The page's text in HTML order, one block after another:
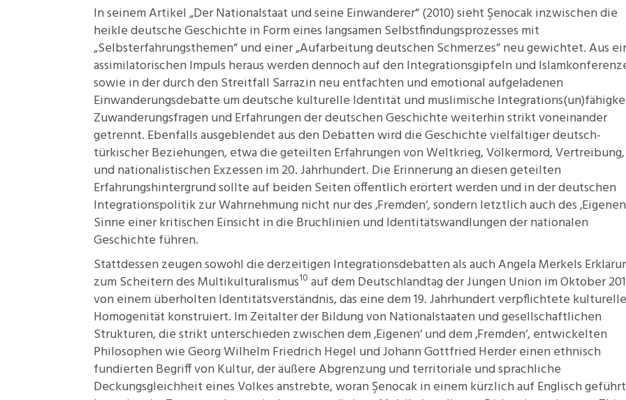
In seinem Artikel „Der Nationalstaat und seine Einwanderer“ (2010) sieht Şenocak inzwischen die
heikle deutsche Geschichte in Form eines langsamen Selbstfindungsprozesses mit
„Selbsterfahrungsthemen“ und einer „Aufarbeitung deutschen Schmerzes“ neu gewichtet. Aus
assimilatorischen Impuls heraus werden dennoch auf den Integrationsgipfeln und
sowie in der durch den Streitfall Sarrazin neu entfachten und emotional aufgeladenen
Einwanderungsdebatte um deutsche kulturelle Identität und muslimische
Zuwanderungsfragen und Erfahrungen der deutschen Geschichte weiterhin strikt voneinander
getrennt. Ebenfalls ausgeblendet aus den Debatten wird die Geschichte vielfältiger deutsch-
türkischer Beziehungen, etwa die geteilten Erfahrungen von Weltkrieg, Völkermord,
und nationalistischen Exzessen im 20. Jahrhundert. Die Erinnerung an diesen geteilten
Erfahrungshintergrund sollte auf beiden Seiten öffentlich erörtert werden und in der deutschen
Integrationspolitik zur Wahrnehmung nicht nur des ‚Fremden‘, sondern letztlich auch des
Sinne einer kritischen Einsicht in die Bruchlinien und Identitätswandlungen der nationalen
Geschichte führen.
Stattdessen zeugen sowohl die derzeitigen Integrationsdebatten als auch Angela Merkels
zum Scheitern des Multikulturalismus10 auf dem Deutschlandtag der Jungen Union im Oktober
von einem überholten Identitätsverständnis, das eine dem 19. Jahrhundert verpflichtete kulturelle
Homogenität konstruiert. Im Zeitalter der Bildung von Nationalstaaten und gesellschaftlichen
Strukturen, die strikt unterschieden zwischen dem ‚Eigenen‘ und dem ‚Fremden‘, entwickelten
Philosophen wie Georg Wilhelm Friedrich Hegel und Johann Gottfried Herder einen ethnisch
fundierten Begriff von Kultur, der äußere Abgrenzung und territoriale und sprachliche
Deckungsgleichheit eines Volkes anstrebte, woran Şenocak in einem kürzlich auf Englisch